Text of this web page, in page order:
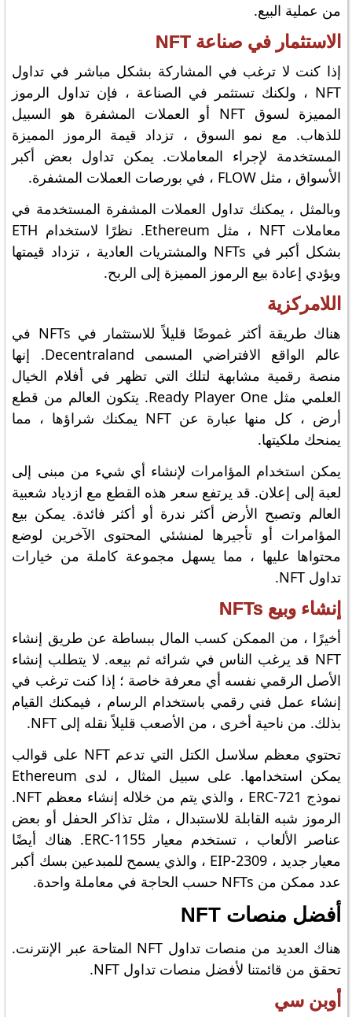
من عملية البيع.
الاستثمار في صناعة NFT
إذا كنت لا ترغب في المشاركة بشكل مباشر في تداول
NFT ، ولكنك تستثمر في الصناعة ، فإن تداول الرموز
المميزة لسوق NFT أو العملات المشفرة هو السبيل
للذهاب. مع نمو السوق ، تزداد قيمة الرموز المميزة
المستخدمة لإجراء المعاملات. يمكن تداول بعض أكبر
الأسواق ، مثل FLOW ، في بورصات العملات المشفرة.
وبالمثل ، يمكنك تداول العملات المشفرة المستخدمة في
معاملات NFT ، مثل Ethereum. نظرًا لاستخدام ETH
بشكل أكبر في NFTs والمشتريات العادية ، تزداد قيمتها
ويؤدي إعادة بيع الرموز المميزة إلى الربح.
اللامركزية
هناك طريقة أكثر غموضًا قليلاً للاستثمار في NFTs في
عالم الواقع الافتراضي المسمى Decentraland. إنها
منصة رقمية مشابهة لتلك التي تظهر في أفلام الخيال
العلمي مثل Ready Player One. يتكون العالم من قطع
أرض ، كل منها عبارة عن NFT يمكنك شراؤها ، مما
يمنحك ملكيتها.
يمكن استخدام المؤامرات لإنشاء أي شيء من مبنى إلى
لعبة إلى إعلان. قد يرتفع سعر هذه القطع مع ازدياد شعبية
العالم وتصبح الأرض أكثر ندرة أو أكثر فائدة. يمكن بيع
المؤامرات أو تأجيرها لمنشئي المحتوى الآخرين لوضع
محتواها عليها ، مما يسهل مجموعة كاملة من خيارات
تداول NFT.
إنشاء وبيع NFTs
أخيرًا ، من الممكن كسب المال ببساطة عن طريق إنشاء
NFT قد يرغب الناس في شرائه ثم بيعه. لا يتطلب إنشاء
الأصل الرقمي نفسه أي معرفة خاصة ؛ إذا كنت ترغب في
إنشاء عمل فني رقمي باستخدام الرسام ، فيمكنك القيام
بذلك. من ناحية أخرى ، من الأصعب قليلاً نقله إلى NFT.
تحتوي معظم سلاسل الكتل التي تدعم NFT على قوالب
يمكن استخدامها. على سبيل المثال ، لدى Ethereum
نموذج ERC-721 ، والذي يتم من خلاله إنشاء معظم NFT.
الرموز شبه القابلة للاستبدال ، مثل تذاكر الحفل أو بعض
عناصر الألعاب ، تستخدم معيار ERC-1155. هناك أيضًا
معيار جديد ، EIP-2309 ، والذي يسمح للمبدعين بسك أكبر
عدد ممكن من NFTs حسب الحاجة في معاملة واحدة.
أفضل منصات NFT
هناك العديد من منصات تداول NFT المتاحة عبر الإنترنت.
تحقق من قائمتنا لأفضل منصات تداول NFT.
أوبن سي